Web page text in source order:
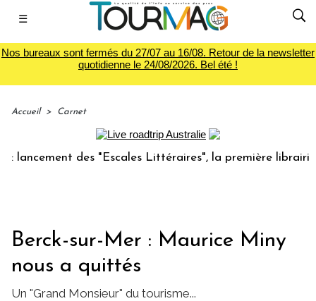
☰
Nos bureaux sont fermés du 27/07 au 16/08. Retour de la newsletter
quotidienne le 24/08/2026. Bel été !
Accueil > Carnet
des "Escales Littéraires", la première librairie du
Berck-sur-Mer : Maurice Miny
nous a quittés
Un "Grand Monsieur" du tourisme...